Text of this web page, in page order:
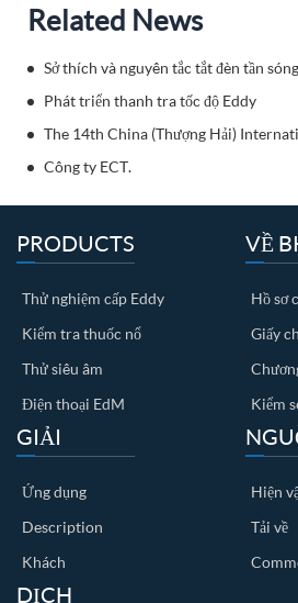
Related News
Sở thích và nguyên tắc tắt đèn tần
Phát triển thanh tra tốc độ Eddy
Công ty ECT.
PRODUCTS
Thử nghiệm cấp Eddy
Kiểm tra thuốc nổ
Thử siêu âm
Điện thoại EdM
VỀ
Hồ sơ
Giấy
Kiểm
GIẢI
Ứng dụng
Description
Khách
Hiện
Tải về
DỊCH